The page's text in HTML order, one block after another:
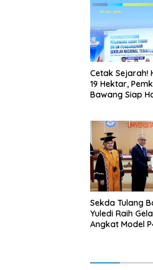
Cetak Sejarah!
19 Hektar,
Bawang Siap
Sekda Tulang
Yuledi Raih
Angkat Model